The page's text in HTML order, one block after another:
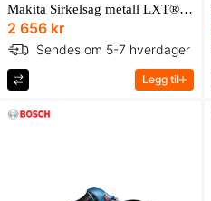
Makita Sirkelsag metall LXT® 18V, 136 mm, 3 600 min⁻¹
2 656 kr
Sendes om 5-7 hverdager
Legg til